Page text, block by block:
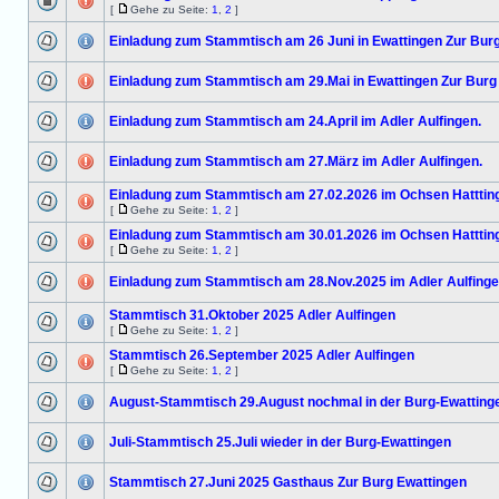
[ Gehe zu Seite: 1 2 ]
Einladung zum Stammtisch am 26 Juni in Ewattingen Zur
Einladung zum Stammtisch am 29.Mai in Ewattingen Zur Burg
Einladung zum Stammtisch am 24.April im Adler Aulfingen.
Einladung zum Stammtisch am 27.März im Adler Aulfingen.
Einladung zum Stammtisch am 27.02.2026 im Ochsen
[ Gehe zu Seite: 1 2 ]
Einladung zum Stammtisch am 30.01.2026 im Ochsen
[ Gehe zu Seite: 1 2 ]
Einladung zum Stammtisch am 28.Nov.2025 im Adler
Stammtisch 31.Oktober 2025 Adler Aulfingen
[ Gehe zu Seite: 1 2 ]
Stammtisch 26.September 2025 Adler Aulfingen
[ Gehe zu Seite: 1 2 ]
August-Stammtisch 29.August nochmal in der Burg-
Juli-Stammtisch 25.Juli wieder in der Burg-Ewattingen
Stammtisch 27.Juni 2025 Gasthaus Zur Burg Ewattingen